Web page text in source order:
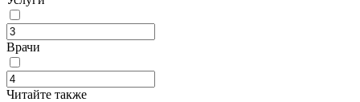
Врачи
Читайте также